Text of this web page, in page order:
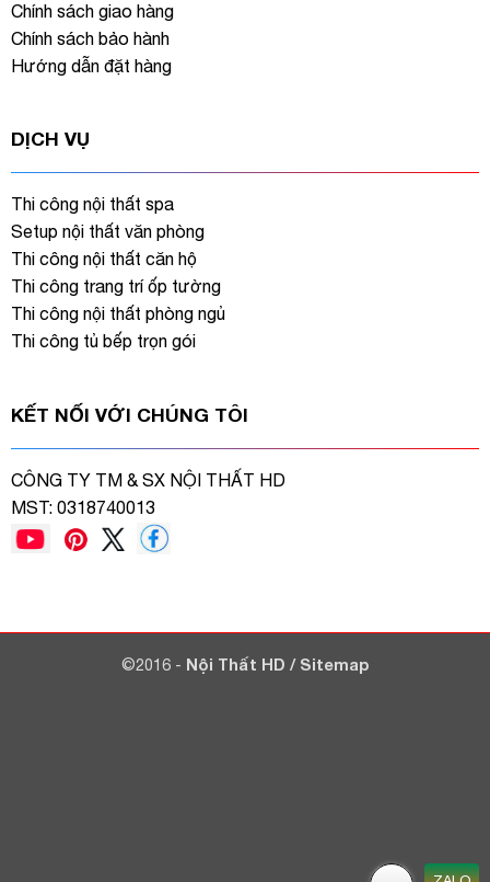
Chính sách giao hàng
Chính sách bảo hành
Hướng dẫn đặt hàng
DỊCH VỤ
Thi công nội thất spa
Setup nội thất văn phòng
Thi công nội thất căn hộ
Thi công trang trí ốp tường
Thi công nội thất phòng ngủ
Thi công tủ bếp trọn gói
KẾT NỐI VỚI CHÚNG TÔI
CÔNG TY TM & SX NỘI THẤT HD
MST: 0318740013
©2016 - Nội Thất HD / Sitemap